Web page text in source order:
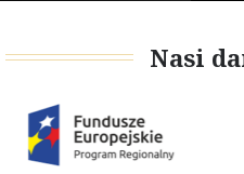
Nasi